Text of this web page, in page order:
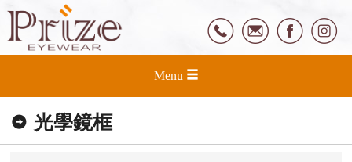
Menu
光學鏡框